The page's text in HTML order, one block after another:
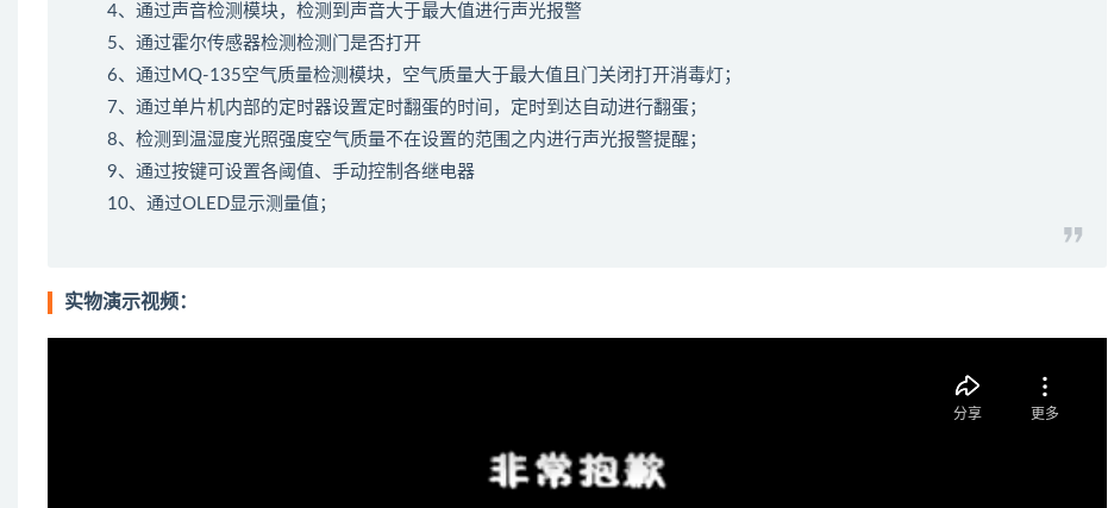
4、通过声音检测模块，检测到声音大于最大值进行声光报警
5、通过霍尔传感器检测检测门是否打开
6、通过MQ-135空气质量检测模块，空气质量大于最大值且门关闭打开消毒灯；
7、通过单片机内部的定时器设置定时翻蛋的时间，定时到达自动进行翻蛋；
8、检测到温湿度光照强度空气质量不在设置的范围之内进行声光报警提醒；
9、通过按键可设置各阈值、手动控制各继电器
10、通过OLED显示测量值；
实物演示视频：